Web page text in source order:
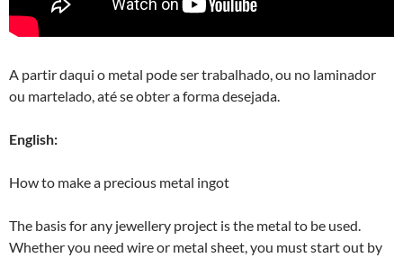
A partir daqui o metal pode ser trabalhado, ou no laminador
ou martelado, até se obter a forma desejada.
English:
How to make a precious metal ingot
The basis for any jewellery project is the metal to be used.
Whether you need wire or metal sheet, you must start out by